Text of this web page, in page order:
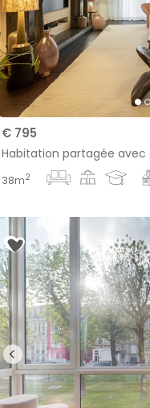
€ 795
Habitation partagée avec
38m2